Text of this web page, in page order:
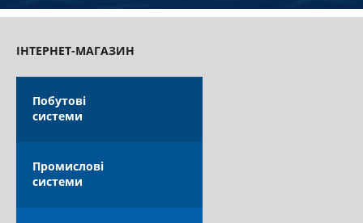
КОМПЛЕКТУЮЧІ ТА АКСЕСУАРИ
ІНТЕРНЕТ-МАГАЗИН
Побутові
системи
Промислові
системи